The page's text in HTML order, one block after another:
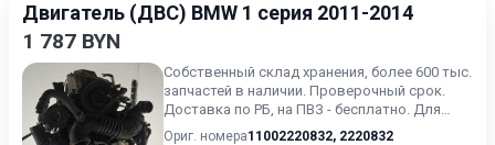
Двигатель (ДВС) BMW 1 серия 2011-2014
1 787 BYN
Собственный склад хранения, более 600 тыс.
запчастей в наличии. Проверочный срок.
Доставка по РБ, на ПВЗ - бесплатно. Для
получения актуальн...
Ориг. номера11002220832, 2220832